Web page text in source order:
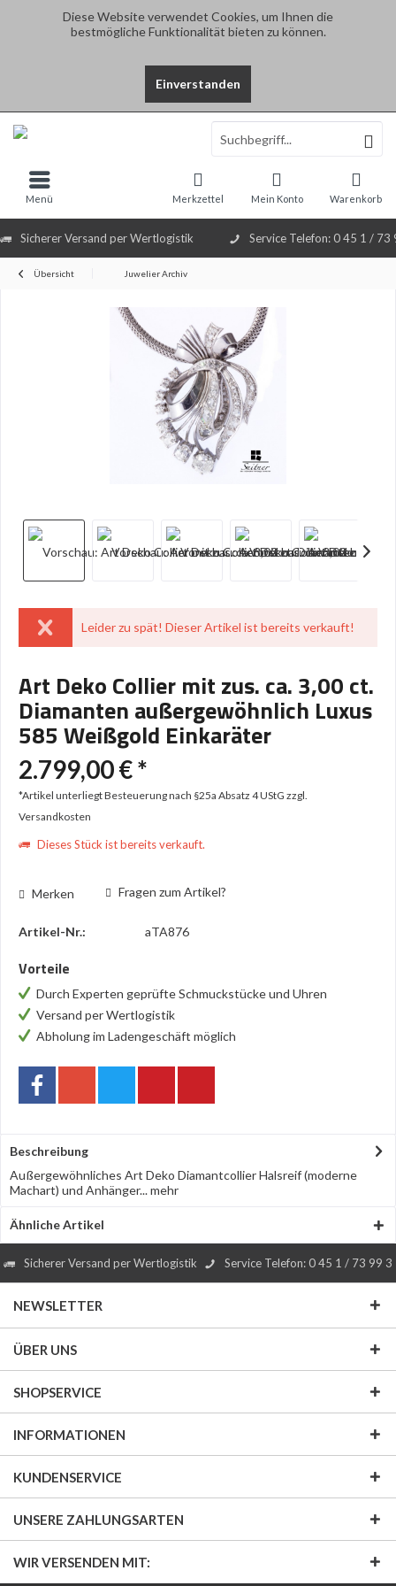
Diese Website verwendet Cookies, um Ihnen die
bestmögliche Funktionalität bieten zu können.
Einverstanden
Sicherer Versand per Wertlogistik Service Telefon: 0 45 1 / 73
Warenkorb
Merkzettel Mein Konto
Menü
Übersicht Juwelier Archiv
Leider zu spät! Dieser Artikel ist bereits verkauft!
Art Deko Collier mit zus. ca. 3,00 ct.
Diamanten außergewöhnlich Luxus
585 Weißgold Einkaräter
2.799,00 € *
*Artikel unterliegt Besteuerung nach §25a Absatz 4 UStG zzgl.
Versandkosten
Dieses Stück ist bereits verkauft.
Merken Fragen zum Artikel?
Artikel-Nr.: aTA876
Vorteile
Durch Experten geprüfte Schmuckstücke und Uhren
Versand per Wertlogistik
Abholung im Ladengeschäft möglich
Beschreibung
Außergewöhnliches Art Deko Diamantcollier Halsreif (moderne
Machart) und Anhänger...mehr
Ähnliche Artikel
Sicherer Versand per Wertlogistik Service Telefon: 0 45 1 / 73 99 3
NEWSLETTER
ÜBER UNS
SHOPSERVICE
INFORMATIONEN
KUNDENSERVICE
UNSERE ZAHLUNGSARTEN
WIR VERSENDEN MIT: